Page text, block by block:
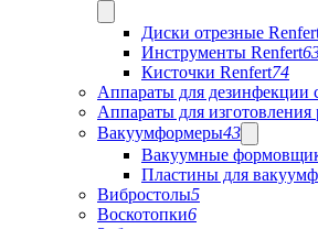
Диски отрезные
Инструменты Renfert
Кисточки Renfert74
Аппараты для дезинфекции
Аппараты для изготовления
Вакуумформеры43
Вакуумные
Пластины для
Вибростолы5
Воскотопки6